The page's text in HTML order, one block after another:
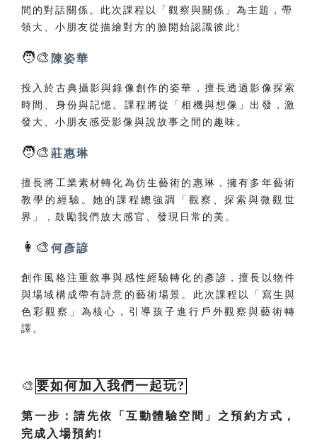
間的對話關係。此次課程以「觀察與關係」為主題，帶
領大、小朋友從描繪對方的臉開始認識彼此 !
🧑‍🎨 陳姿華
投入於古典攝影與錄像創作的姿華，擅長透過影像探索
時間、身份與記憶。課程將從「相機與想像」出發，激
發大、小朋友感受影像與說故事之間的趣味。
🧑‍🎨 莊惠琳
擅長將工業素材轉化為仿生藝術的惠琳，擁有多年藝術
教學的經驗。她的課程總強調「觀察、探索與微觀世
界」，鼓勵我們放大感官、發現日常的美。
👩‍🎨 何彥諺
創作風格注重敘事與感性經驗轉化的彥諺，擅長以物件
與場域構成帶有詩意的藝術場景。此次課程以「寫生與
色彩觀察」為核心，引導孩子進行戶外觀察與藝術轉
譯。
🎨 要如何加入我們一起玩?
第一步
：請先依「互動體驗空間」之預約方式，
完成入場預約!